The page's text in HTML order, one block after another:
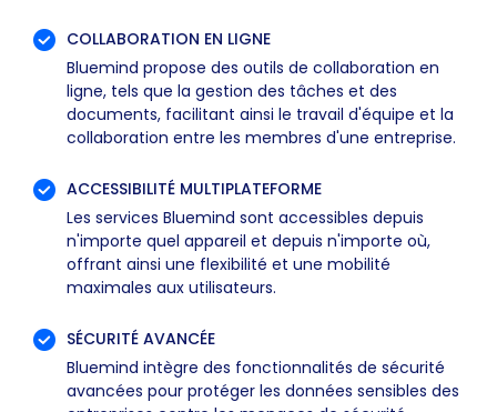
COLLABORATION EN LIGNE
Bluemind propose des outils de collaboration en
ligne, tels que la gestion des tâches et des
documents, facilitant ainsi le travail d'équipe et la
collaboration entre les membres d'une entreprise.
ACCESSIBILITÉ MULTIPLATEFORME
Les services Bluemind sont accessibles depuis
n'importe quel appareil et depuis n'importe où,
offrant ainsi une flexibilité et une mobilité
maximales aux utilisateurs.
SÉCURITÉ AVANCÉE
Bluemind intègre des fonctionnalités de sécurité
avancées pour protéger les données sensibles des